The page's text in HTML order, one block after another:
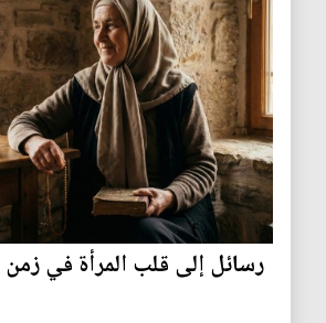
رسائل إلى قلب المرأة في زمن